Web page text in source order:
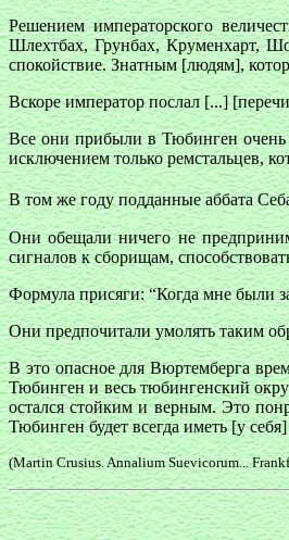
Решением императорского
Шлехтбах, Грунбах, Круменхарт,
спокойствие. Знатным [людям],
Вскоре император послал [...]
Bce они прибыли в Тюбинген очень
исключением только ремстальцев,
В том же году подданные аббата
Они обещали ничего не
сигналов к сборищам,
Формула присяги: “Когда мне были
Они предпочитали умолять таким
В это опасное для Вюртемберга
Тюбинген и весь тюбингенский
остался стойким и верным. Это
Тюбинген будет всегда иметь [у
(Martin Crusius. Annalium Suevicorum...